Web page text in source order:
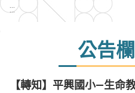
:::
公告
【轉知】平興國小—生命